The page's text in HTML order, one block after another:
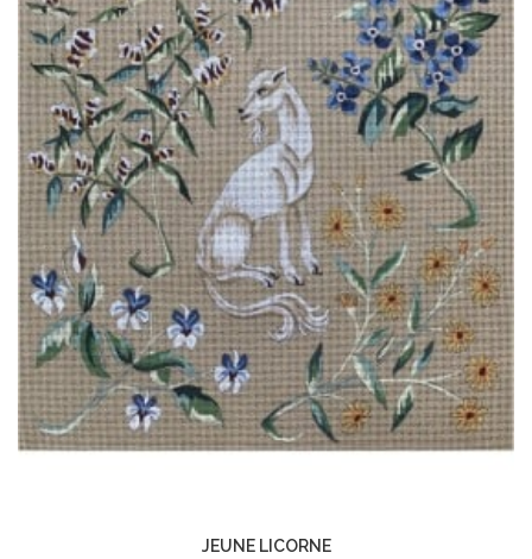
JEUNE LICORNE